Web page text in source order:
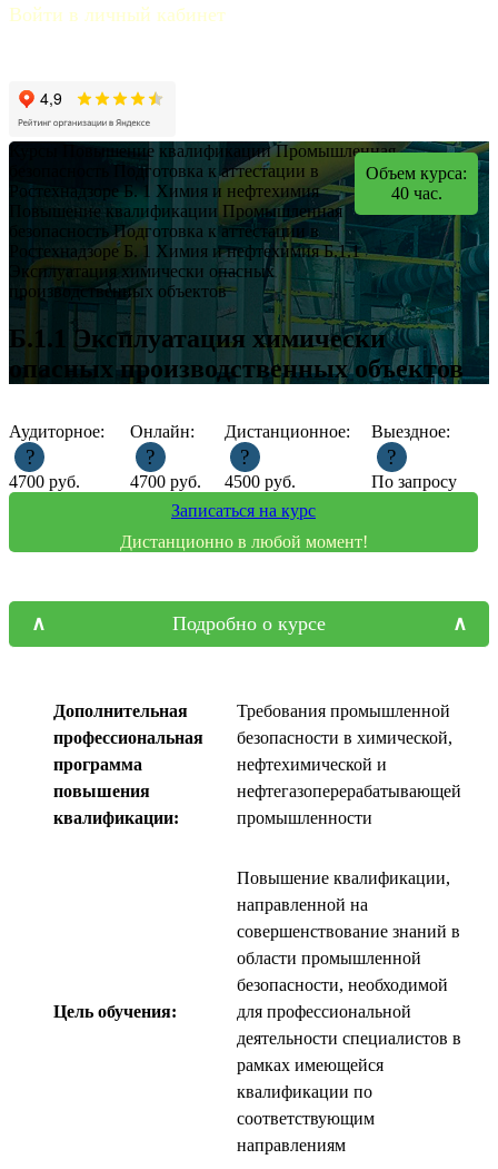
Войти в личный кабинет
Курсы Повышение квалификацииПромышленная
Подготовка к аттестации в
РостехнадзореБ. 1 Химия и нефтехимия
Повышение квалификации Промышленная
безопасность Подготовка к аттестации в
Ростехнадзоре Б. 1 Химия и нефтехимия Б.1.1
Эксплуатация химически опасных
производственных объектов
Б.1.1 Эксплуатация химически
опасных производственных объектов
Аудиторное:
?
4700 руб.
Онлайн:
?
4700 руб.
Дистанционное:
?
4500 руб.
Выездное:
?
По запросу
Записаться на курс
Дистанционно в любой момент!
Объем курса:
40 час.
Подробно о курсе
Дополнительная
профессиональная
программа
повышения
квалификации:
Требования промышленной
безопасности в химической,
нефтехимической и
нефтегазоперерабатывающей
промышленности
Цель обучения:
Повышение квалификации,
направленной на
совершенствование знаний в
области промышленной
безопасности, необходимой
для профессиональной
деятельности специалистов в
рамках имеющейся
квалификации по
соответствующим
направлениям